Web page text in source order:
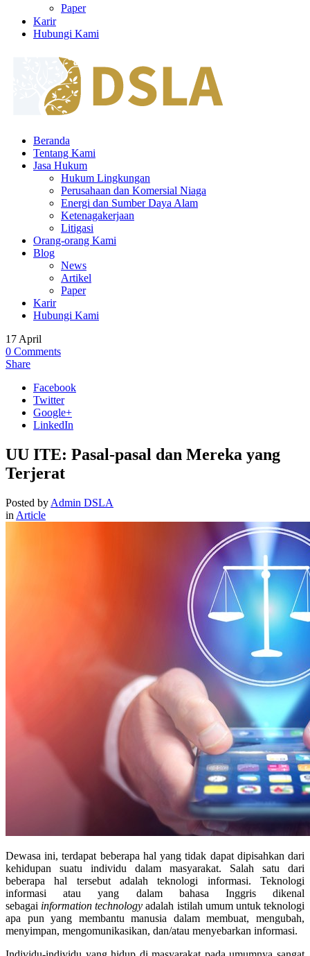
Paper
Karir
Hubungi Kami
Beranda
Tentang Kami
Jasa Hukum
Hukum Lingkungan
Perusahaan dan Komersial Niaga
Energi dan Sumber Daya Alam
Ketenagakerjaan
Litigasi
Orang-orang Kami
Blog
News
Artikel
Paper
Karir
Hubungi Kami
17 April
0 Comments
Share
Facebook
Twitter
Google+
LinkedIn
UU ITE: Pasal-pasal dan Mereka yang
Terjerat
Posted by Admin DSLA
in Article
Dewasa ini, terdapat beberapa hal yang tidak dapat dipisahkan dari
kehidupan suatu individu dalam masyarakat. Salah satu dari
beberapa hal tersebut adalah teknologi informasi. Teknologi
informasi atau yang dalam bahasa Inggris dikenal
sebagai information technology adalah istilah umum untuk teknologi
apa pun yang membantu manusia dalam membuat, mengubah,
menyimpan, mengomunikasikan, dan/atau menyebarkan informasi.